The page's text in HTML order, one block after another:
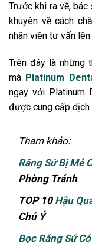
Trước khi ra về,
khuyên về cách
nhân viên tư vấn
Trên đây là những
mà Platinum
ngay với Platinum
được cung cấp
Tham khảo:
Răng Sứ Bị Mẻ
Phòng Tránh
TOP 10 Hậu
Chú Ý
Bọc Răng Sứ